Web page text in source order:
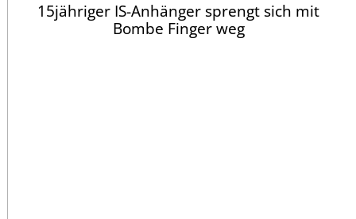
15jähriger IS-Anhänger sprengt sich mit
Bombe Finger weg